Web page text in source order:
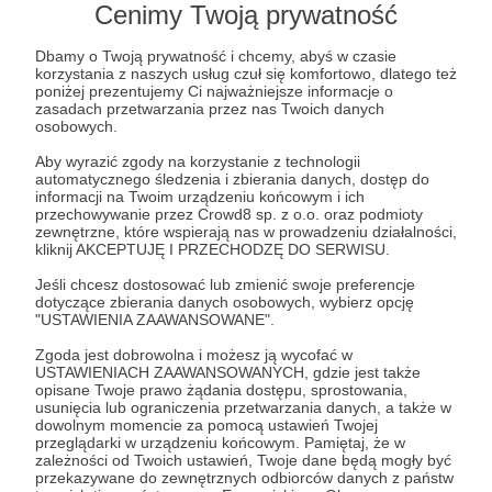
Cenimy Twoją prywatność
Dbamy o Twoją prywatność i chcemy, abyś w czasie
korzystania z naszych usług czuł się komfortowo, dlatego też
poniżej prezentujemy Ci najważniejsze informacje o
zasadach przetwarzania przez nas Twoich danych
osobowych.
Aby wyrazić zgody na korzystanie z technologii
automatycznego śledzenia i zbierania danych, dostęp do
informacji na Twoim urządzeniu końcowym i ich
przechowywanie przez Crowd8 sp. z o.o. oraz podmioty
zewnętrzne, które wspierają nas w prowadzeniu działalności,
kliknij AKCEPTUJĘ I PRZECHODZĘ DO SERWISU.
Jeśli chcesz dostosować lub zmienić swoje preferencje
dotyczące zbierania danych osobowych, wybierz opcję
"USTAWIENIA ZAAWANSOWANE".
Zgoda jest dobrowolna i możesz ją wycofać w
USTAWIENIACH ZAAWANSOWANYCH, gdzie jest także
opisane Twoje prawo żądania dostępu, sprostowania,
usunięcia lub ograniczenia przetwarzania danych, a także w
dowolnym momencie za pomocą ustawień Twojej
przeglądarki w urządzeniu końcowym. Pamiętaj, że w
zależności od Twoich ustawień, Twoje dane będą mogły być
przekazywane do zewnętrznych odbiorców danych z państw
Dzięki Waszemu wsparciu mogę dalej rozwijać
na finansowanie filmów instruktażowych
wymagających większych przygotowań :)
Dla moich Patronów została stworzona specjalna
grupa na Facebooku, na której mamy ze sobą
bezpośredni kontakt i gdzie będą publikowane
spersonalizowane treści dla osób wspierających
to co robię.
Coraz częściej staram się również organizować
spotkania fotograficzne z moimi cudownymi
Patronami w różnych miastach Polski!
Wynajmujemy świetne studio, zatrudniamy
wspaniałe modelki i spotykamy się na wspólnym
fotografowaniu :) Oto kilka filmów z naszych
spotkań:
Rozwiń opis